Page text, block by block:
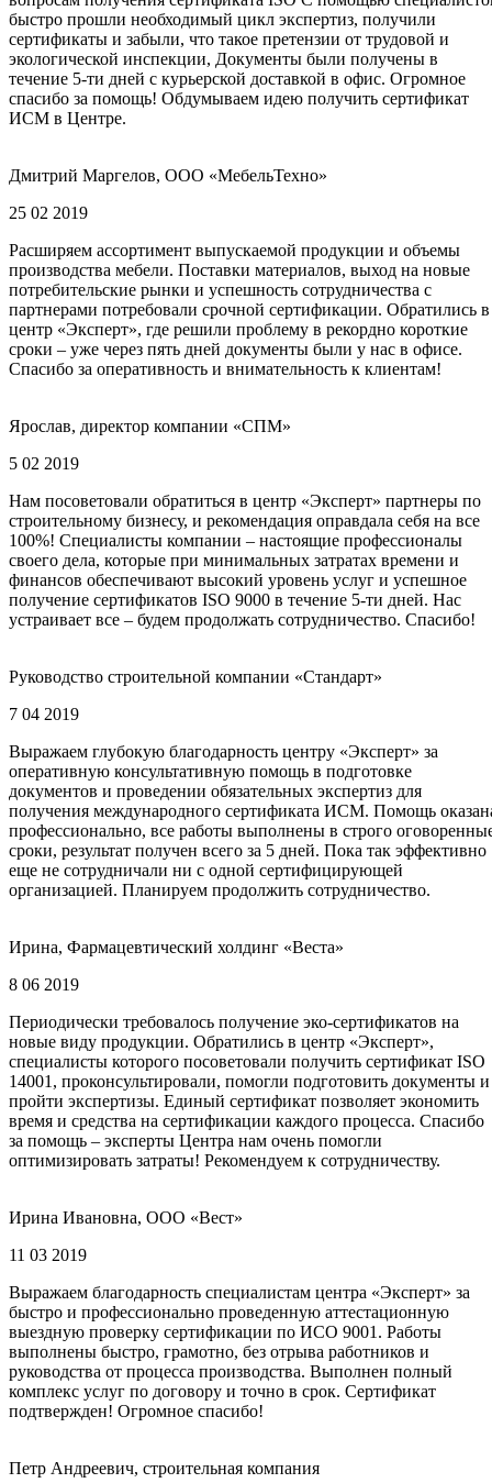
быстро прошли необходимый цикл экспертиз, получили
сертификаты и забыли, что такое претензии от трудовой и
экологической инспекции, Документы были получены в
течение 5-ти дней с курьерской доставкой в офис. Огромное
спасибо за помощь! Обдумываем идею получить сертификат
ИСМ в Центре.
Дмитрий Маргелов, ООО «МебельТехно»
25 02 2019
Расширяем ассортимент выпускаемой продукции и объемы
производства мебели. Поставки материалов, выход на новые
потребительские рынки и успешность сотрудничества с
партнерами потребовали срочной сертификации. Обратились в
центр «Эксперт», где решили проблему в рекордно короткие
сроки – уже через пять дней документы были у нас в офисе.
Спасибо за оперативность и внимательность к клиентам!
Ярослав, директор компании «СПМ»
5 02 2019
Нам посоветовали обратиться в центр «Эксперт» партнеры по
строительному бизнесу, и рекомендация оправдала себя на все
100%! Специалисты компании – настоящие профессионалы
своего дела, которые при минимальных затратах времени и
финансов обеспечивают высокий уровень услуг и успешное
получение сертификатов ISO 9000 в течение 5-ти дней. Нас
устраивает все – будем продолжать сотрудничество. Спасибо!
Руководство строительной компании «Стандарт»
7 04 2019
Выражаем глубокую благодарность центру «Эксперт» за
оперативную консультативную помощь в подготовке
документов и проведении обязательных экспертиз для
получения международного сертификата ИСМ. Помощь
профессионально, все работы выполнены в строго
сроки, результат получен всего за 5 дней. Пока так эффективно
еще не сотрудничали ни с одной сертифицирующей
организацией. Планируем продолжить сотрудничество.
Ирина, Фармацевтический холдинг «Веста»
8 06 2019
Периодически требовалось получение эко-сертификатов на
новые виду продукции. Обратились в центр «Эксперт»,
специалисты которого посоветовали получить сертификат ISO
14001, проконсультировали, помогли подготовить документы и
пройти экспертизы. Единый сертификат позволяет экономить
время и средства на сертификации каждого процесса. Спасибо
за помощь – эксперты Центра нам очень помогли
оптимизировать затраты! Рекомендуем к сотрудничеству.
Ирина Ивановна, ООО «Вест»
11 03 2019
Выражаем благодарность специалистам центра «Эксперт» за
быстро и профессионально проведенную аттестационную
выездную проверку сертификации по ИСО 9001. Работы
выполнены быстро, грамотно, без отрыва работников и
руководства от процесса производства. Выполнен полный
комплекс услуг по договору и точно в срок. Сертификат
подтвержден! Огромное спасибо!
Петр Андреевич, строительная компания